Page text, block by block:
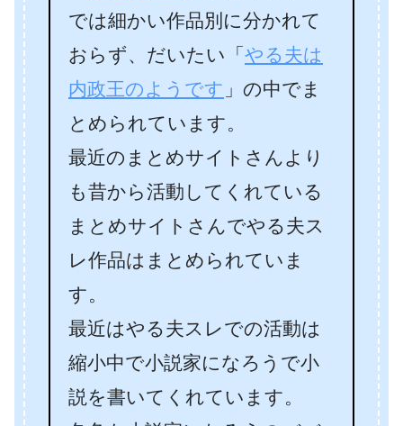
では細かい作品別に分かれて
おらず、だいたい「 やる夫は
内政王のようです 」の中でま
とめられています。
最近のまとめサイトさんより
も昔から活動してくれている
まとめサイトさんでやる夫ス
レ作品はまとめられていま
す。
最近はやる夫スレでの活動は
縮小中で小説家になろうで小
説を書いてくれています。